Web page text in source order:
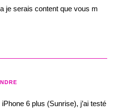
je serais content que vous m
6 plus (Sunrise), j’ai testé